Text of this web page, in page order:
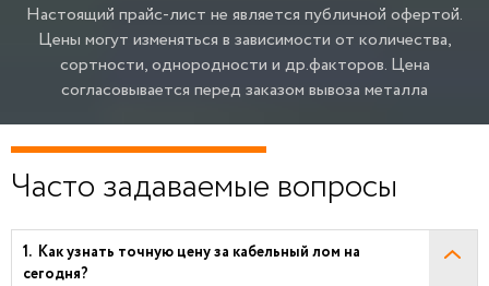
Настоящий прайс-лист не является публичной офертой.
Цены могут изменяться в зависимости от количества,
сортности, однородности и др.факторов. Цена
согласовывается перед заказом вывоза металла
Часто задаваемые вопросы
Как узнать точную цену за кабельный лом на
сегодня?